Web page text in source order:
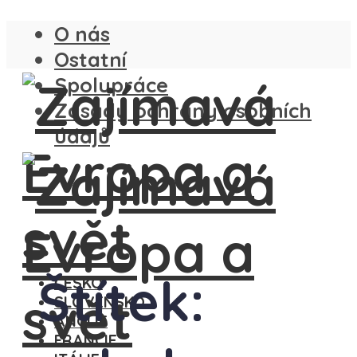
O nás
Ostatní
Spolupráce
Zásady ochrany osobních
údajů
ČESKO
SLOVENSKO
ANGLIE
FRANCIE
Štítek: